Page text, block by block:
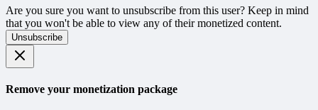
Are you sure you want to unsubscribe from this user? Keep in mind
that you won't be able to view any of their monetized content.
Unsubscribe
Remove your monetization package